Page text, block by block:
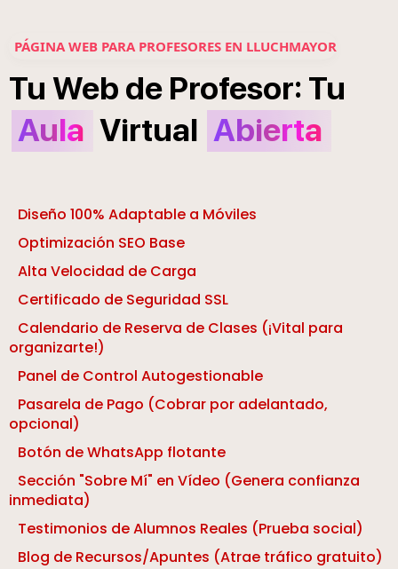
PÁGINA WEB PARA PROFESORES EN LLUCHMAYOR
Tu Web de Profesor: Tu
Aula Virtual Abierta
Diseño 100% Adaptable a Móviles
Optimización SEO Base
Alta Velocidad de Carga
Certificado de Seguridad SSL
Calendario de Reserva de Clases (¡Vital para
organizarte!)
Panel de Control Autogestionable
Pasarela de Pago (Cobrar por adelantado,
opcional)
Botón de WhatsApp flotante
Sección "Sobre Mí" en Vídeo (Genera confianza
inmediata)
Testimonios de Alumnos Reales (Prueba social)
Blog de Recursos/Apuntes (Atrae tráfico gratuito)